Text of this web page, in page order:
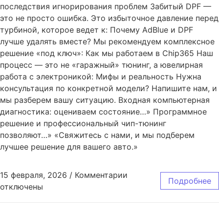
последствия игнорирования проблем Забитый DPF —
это не просто ошибка. Это избыточное давление перед
турбиной, которое ведет к: Почему AdBlue и DPF
лучше удалять вместе? Мы рекомендуем комплексное
решение «под ключ»: Как мы работаем в Chip365 Наш
процесс — это не «гаражный» тюнинг, а ювелирная
работа с электроникой: Мифы и реальность Нужна
консультация по конкретной модели? Напишите нам, и
мы разберем вашу ситуацию. Входная компьютерная
диагностика: оцениваем состояние…» Программное
решение и профессиональный чип-тюнинг
позволяют…» «Свяжитесь с нами, и мы подберем
лучшее решение для вашего авто.»
15 февраля, 2026 / Комментарии
отключены
Подробнее